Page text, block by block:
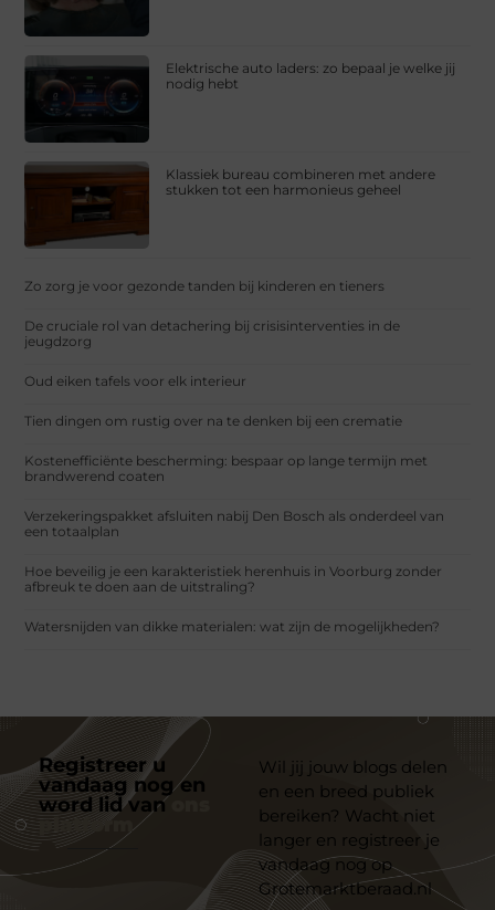
Elektrische auto laders: zo bepaal je welke jij
nodig hebt
Klassiek bureau combineren met andere
stukken tot een harmonieus geheel
Zo zorg je voor gezonde tanden bij kinderen en tieners
De cruciale rol van detachering bij crisisinterventies in de
jeugdzorg
Oud eiken tafels voor elk interieur
Tien dingen om rustig over na te denken bij een crematie
Kostenefficiënte bescherming: bespaar op lange termijn met
brandwerend coaten
Verzekeringspakket afsluiten nabij Den Bosch als onderdeel van
een totaalplan
Hoe beveilig je een karakteristiek herenhuis in Voorburg zonder
afbreuk te doen aan de uitstraling?
Watersnijden van dikke materialen: wat zijn de mogelijkheden?
Registreer u
vandaag nog en
word lid van
platform
Wil jij jouw blogs delen
en een breed publiek
bereiken? Wacht niet
langer en registreer je
vandaag nog op
Grotemarktberaad.nl